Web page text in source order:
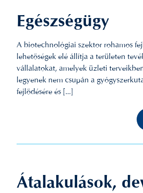
Egészségügy
A biotechnológiai szektor rohamos
lehetőségek elé állítja a területen
vállalatokat, amelyek üzleti
legyenek nem csupán a
fejlődésére és […]
Átalakulások,